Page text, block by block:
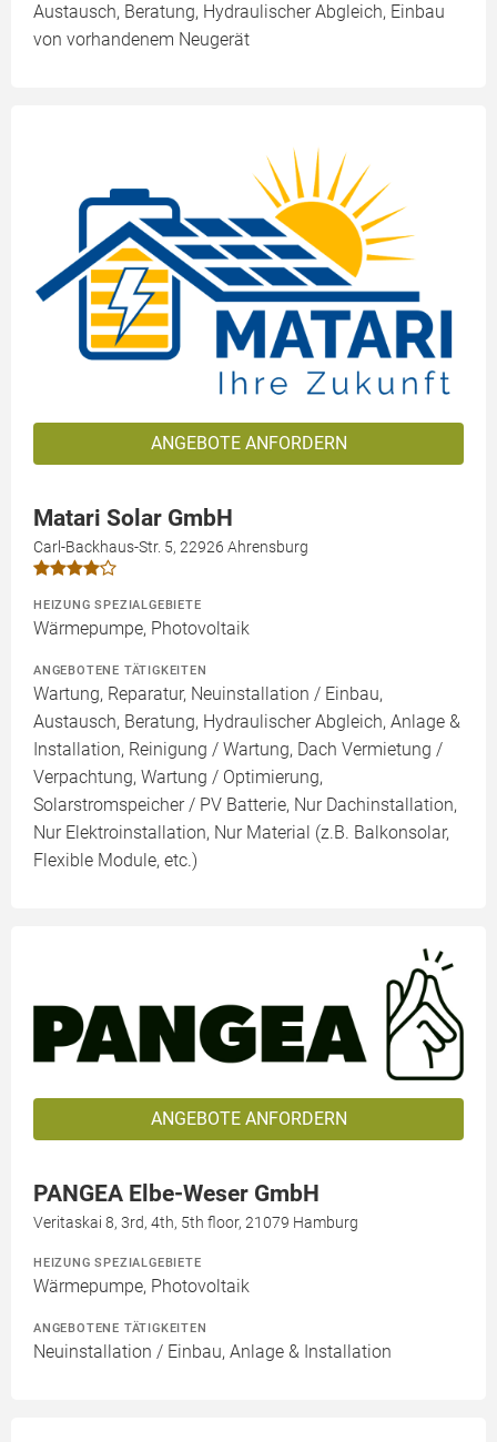
Austausch, Beratung, Hydraulischer Abgleich, Einbau
von vorhandenem Neugerät
ANGEBOTE ANFORDERN
Matari Solar GmbH
Carl-Backhaus-Str. 5, 22926 Ahrensburg
HEIZUNG SPEZIALGEBIETE
Wärmepumpe, Photovoltaik
ANGEBOTENE TÄTIGKEITEN
Wartung, Reparatur, Neuinstallation / Einbau,
Austausch, Beratung, Hydraulischer Abgleich, Anlage &
Installation, Reinigung / Wartung, Dach Vermietung /
Verpachtung, Wartung / Optimierung,
Solarstromspeicher / PV Batterie, Nur Dachinstallation,
Nur Elektroinstallation, Nur Material (z.B. Balkonsolar,
Flexible Module, etc.)
ANGEBOTE ANFORDERN
PANGEA Elbe-Weser GmbH
Veritaskai 8, 3rd, 4th, 5th floor, 21079 Hamburg
HEIZUNG SPEZIALGEBIETE
Wärmepumpe, Photovoltaik
ANGEBOTENE TÄTIGKEITEN
Neuinstallation / Einbau, Anlage & Installation